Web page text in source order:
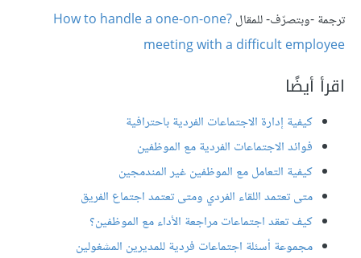
ترجمة -وبتصرّف- للمقال ?How to handle a one-on-one
meeting with a difficult employee
اقرأ أيضًا
كيفية إدارة الاجتماعات الفردية باحترافية
فوائد الاجتماعات الفردية مع الموظفين
كيفية التعامل مع الموظفين غير المندمجين
متى تعتمد اللقاء الفردي ومتى تعتمد اجتماع الفريق
كيف تعقد اجتماعات مراجعة الأداء مع الموظفين؟
مجموعة أسئلة اجتماعات فردية للمديرين المشغولين